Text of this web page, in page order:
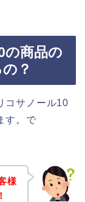
の商品の
？
コサノール10
す。で
様